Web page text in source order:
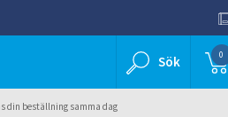
Sök 0
din beställning samma dag